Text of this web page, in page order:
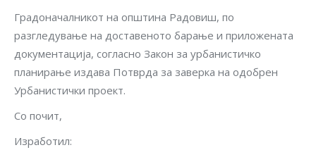
Градоначалникот на општина Радовиш, по
разгледување на доставеното барање и приложената
документација, согласно Закон за урбанистичко
планирање издава Потврда за заверка на одобрен
Урбанистички проект.
Со почит,
Изработил: